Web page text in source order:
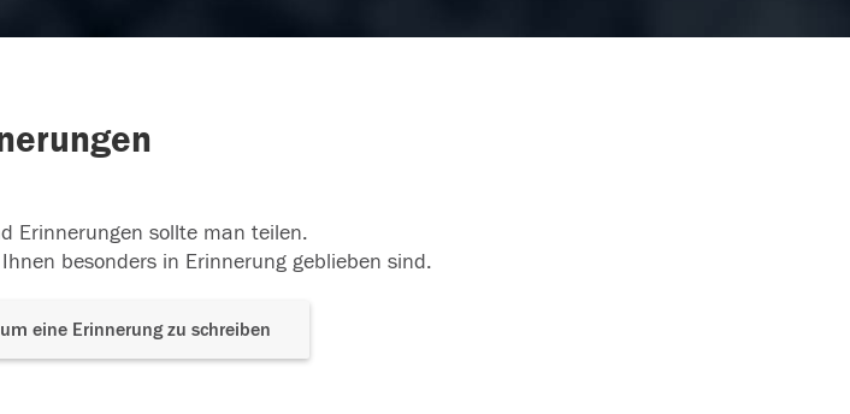
Erinnerungen sollte man teilen.
besonders in Erinnerung geblieben sind.
eine Erinnerung zu schreiben